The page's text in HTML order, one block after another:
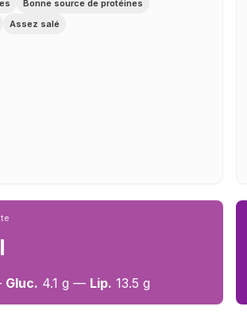
Bonne source de protéines
Assez salé
Gluc. 4.1 g — Lip. 13.5 g